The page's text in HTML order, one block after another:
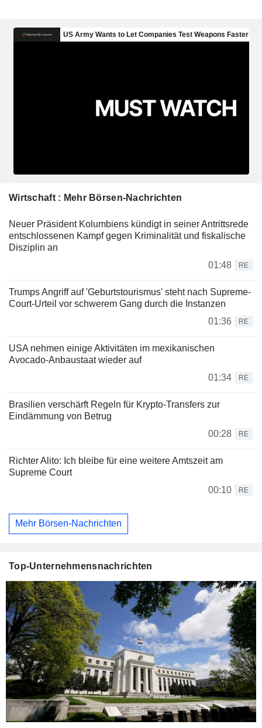
Wirtschaft : Mehr Börsen-Nachrichten
Neuer Präsident Kolumbiens kündigt in seiner Antrittsrede
entschlossenen Kampf gegen Kriminalität und fiskalische
Disziplin an
01:48
RE
Trumps Angriff auf 'Geburtstourismus' steht nach Supreme-
Court-Urteil vor schwerem Gang durch die Instanzen
01:36
RE
USA nehmen einige Aktivitäten im mexikanischen
Avocado-Anbaustaat wieder auf
01:34
RE
Brasilien verschärft Regeln für Krypto-Transfers zur
Eindämmung von Betrug
00:28
RE
Richter Alito: Ich bleibe für eine weitere Amtszeit am
Supreme Court
00:10
RE
Mehr Börsen-Nachrichten
Top-Unternehmensnachrichten